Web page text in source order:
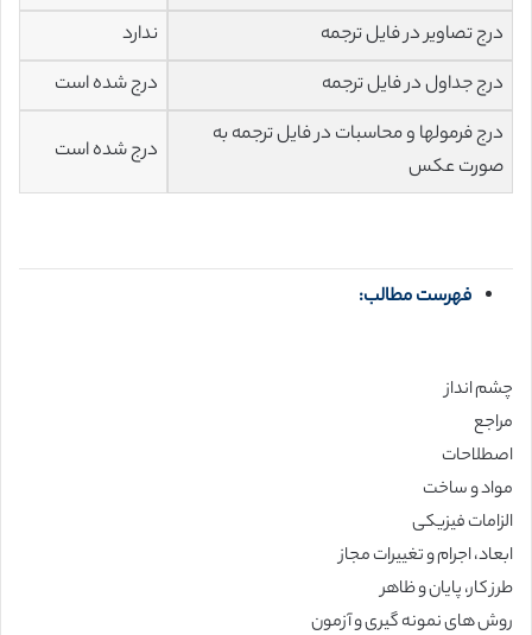
درج تصاویر در فایل ترجمه
ندارد
درج جداول در فایل ترجمه
درج شده است
درج فرمولها و محاسبات در فایل ترجمه به
صورت عکس
درج شده است
فهرست مطالب:
چشم انداز
مراجع
اصطلاحات
مواد و ساخت
الزامات فیزیکی
ابعاد، اجرام و تغییرات مجاز
طرز کار، پایان و ظاهر
روش های نمونه گیری و آزمون